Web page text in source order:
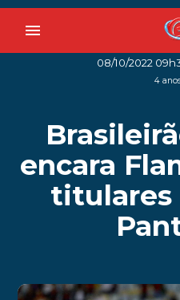
menu
08/10/2022
4
encara
titulares